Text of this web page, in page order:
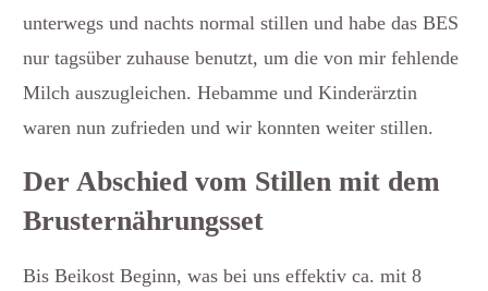
unterwegs und nachts normal stillen und habe das BES
nur tagsüber zuhause benutzt, um die von mir fehlende
Milch auszugleichen. Hebamme und Kinderärztin
waren nun zufrieden und wir konnten weiter stillen.
Der Abschied vom Stillen mit dem
Brusternährungsset
Bis Beikost Beginn, was bei uns effektiv ca. mit 8